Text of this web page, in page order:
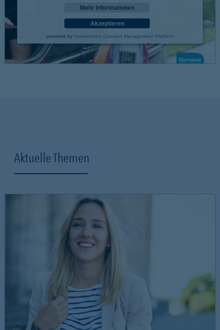
Mehr Informationen
Akzeptieren
powered by Usercentrics Consent Management Platform
Aktuelle Themen